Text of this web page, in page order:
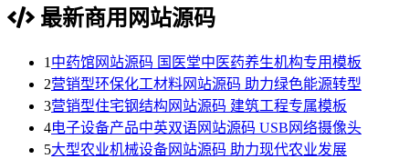
最新商用网站源码
1 中药馆网站源码 国医堂中医药养生机构专用模板
2营销型环保化工材料网站源码 助力绿色能源转型
3营销型住宅钢结构网站源码 建筑工程专属模板
4电子设备产品中英双语网站源码 USB网络摄像头
5大型农业机械设备网站源码 助力现代农业发展